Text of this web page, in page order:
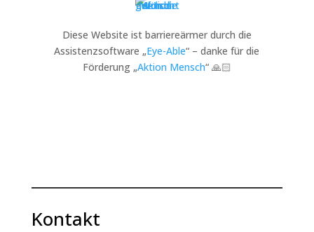
Diese Website ist barriereärmer durch die
Assistenzsoftware „Eye-Able“ – danke für die
Förderung „Aktion Mensch“ 🙏🏻
Kontakt